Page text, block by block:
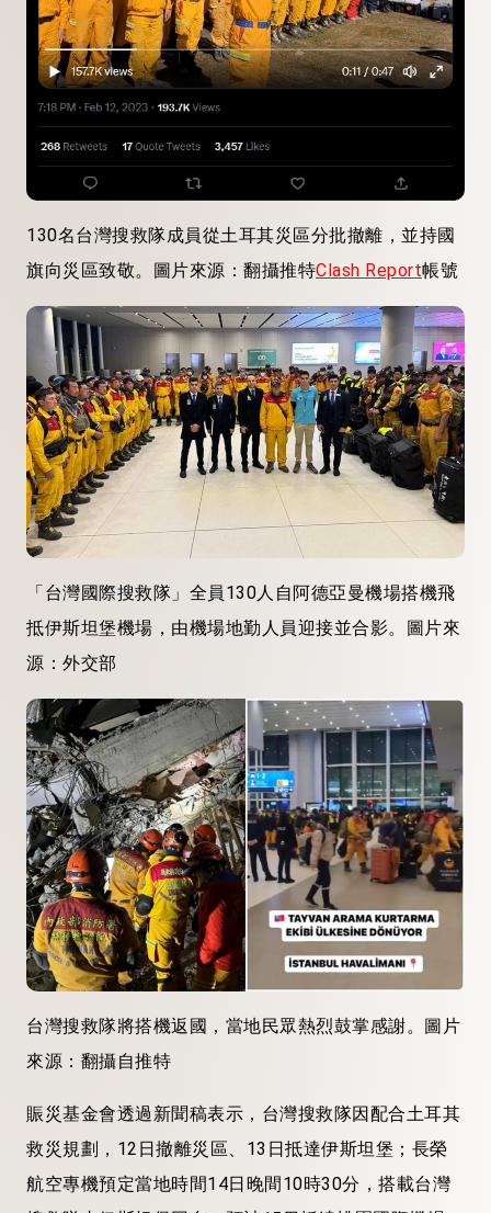
130名台灣搜救隊成員從土耳其災區分批撤離，並持國
旗向災區致敬。圖片來源：翻攝推特Clash Report帳號
「台灣國際搜救隊」全員130人自阿德亞曼機場搭機飛
抵伊斯坦堡機場，由機場地勤人員迎接並合影。圖片來
源：外交部
台灣搜救隊將搭機返國，當地民眾熱烈鼓掌感謝。圖片
來源：翻攝自推特
賑災基金會透過新聞稿表示，台灣搜救隊因配合土耳其
救災規劃，12日撤離災區、13日抵達伊斯坦堡；長榮
航空專機預定當地時間14日晚間10時30分，搭載台灣